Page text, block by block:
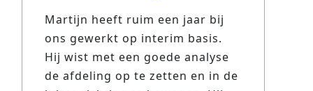
Martijn heeft ruim een jaar bij
ons gewerkt op interim basis.
Hij wist met een goede analyse
de afdeling op te zetten en in de